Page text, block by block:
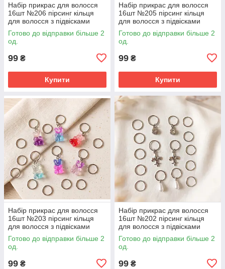
Набір прикрас для волосся
16шт №206 пірсинг кільця
для волосся з підвісками
Готово до відправки більше 2
од.
99 ₴
Купити
Набір прикрас для волосся
16шт №205 пірсинг кільця
для волосся з підвісками
Готово до відправки більше 2
од.
99 ₴
Купити
Набір прикрас для волосся
16шт №203 пірсинг кільця
для волосся з підвісками
Готово до відправки більше 2
од.
99 ₴
Набір прикрас для волосся
16шт №202 пірсинг кільця
для волосся з підвісками
Готово до відправки більше 2
од.
99 ₴